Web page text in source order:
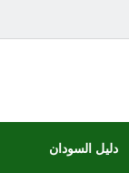
دليل السودان